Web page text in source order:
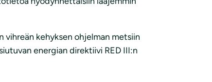
kehyksen ohjelman metsiin
energian direktiivi RED III:n